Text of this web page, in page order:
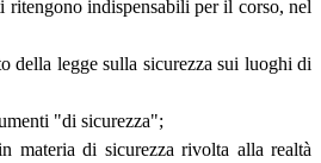
indispensabili per il corso, nel
della legge sulla sicurezza sui luoghi di
"di sicurezza";
materia di sicurezza rivolta alla realtà